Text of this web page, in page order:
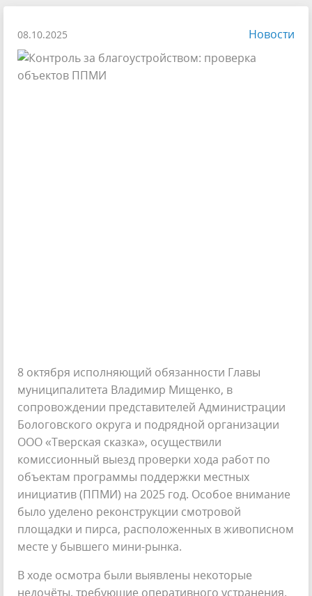
08.10.2025 Новости
8 октября исполняющий обязанности Главы
муниципалитета Владимир Мищенко, в
сопровождении представителей Администрации
Бологовского округа и подрядной организации
ООО «Тверская сказка», осуществили
комиссионный выезд проверки хода работ по
объектам программы поддержки местных
инициатив (ППМИ) на 2025 год. Особое внимание
было уделено реконструкции смотровой
площадки и пирса, расположенных в живописном
месте у бывшего мини-рынка.
В ходе осмотра были выявлены некоторые
недочёты, требующие оперативного устранения.